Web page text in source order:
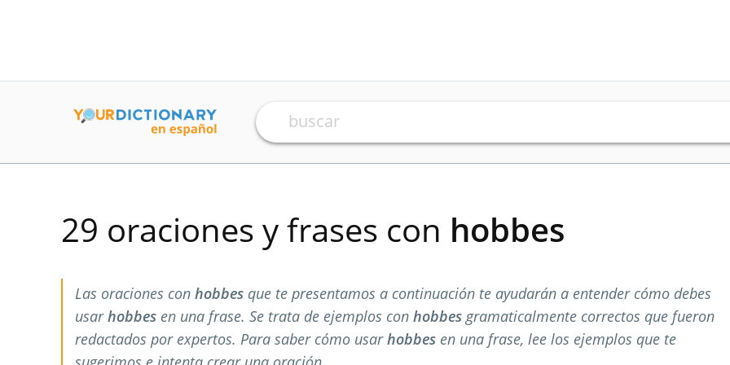
29 oraciones y frases con hobbes
Las oraciones con hobbes que te presentamos a continuación te ayudarán a entender cómo debes
usarhobbes en una frase. Se trata de ejemplos con hobbesgramaticalmente correctos que fueron
redactados por expertos. Para saber cómo usarhobbes en una frase, lee los ejemplos que te